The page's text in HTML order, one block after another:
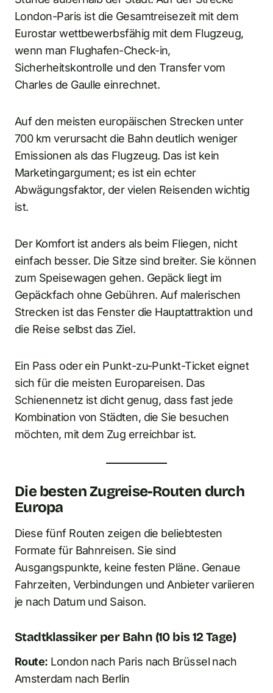
London-Paris ist die Gesamtreisezeit mit dem
Eurostar wettbewerbsfähig mit dem Flugzeug,
wenn man Flughafen-Check-in,
Sicherheitskontrolle und den Transfer vom
Charles de Gaulle einrechnet.
Auf den meisten europäischen Strecken unter
700 km verursacht die Bahn deutlich weniger
Emissionen als das Flugzeug. Das ist kein
Marketingargument; es ist ein echter
Abwägungsfaktor, der vielen Reisenden wichtig
ist.
Der Komfort ist anders als beim Fliegen, nicht
einfach besser. Die Sitze sind breiter. Sie können
zum Speisewagen gehen. Gepäck liegt im
Gepäckfach ohne Gebühren. Auf malerischen
Strecken ist das Fenster die Hauptattraktion und
die Reise selbst das Ziel.
Ein Pass oder ein Punkt-zu-Punkt-Ticket eignet
sich für die meisten Europareisen. Das
Schienennetz ist dicht genug, dass fast jede
Kombination von Städten, die Sie besuchen
möchten, mit dem Zug erreichbar ist.
Die besten Zugreise-Routen durch
Europa
Diese fünf Routen zeigen die beliebtesten
Formate für Bahnreisen. Sie sind
Ausgangspunkte, keine festen Pläne. Genaue
Fahrzeiten, Verbindungen und Anbieter variieren
je nach Datum und Saison.
Stadtklassiker per Bahn (10 bis 12 Tage)
Route: London nach Paris nach Brüssel nach
Amsterdam nach Berlin